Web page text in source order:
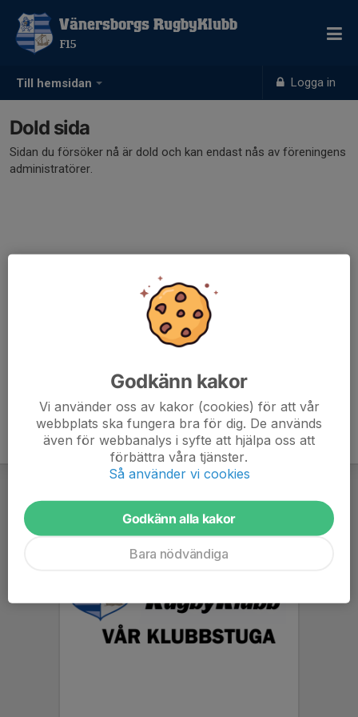
Till hemsidan Logga in
Vänersborgs RugbyKlubb
F15
Dold sida
Sidan du försöker nå är dold och kan endast nås av föreningens
administratörer.
Godkänn kakor
Vi använder oss av kakor (cookies) för att vår
webbplats ska fungera bra för dig. De används
även för webbanalys i syfte att hjälpa oss att
förbättra våra tjänster.
Så använder vi cookies
Godkänn alla kakor
Bara nödvändiga